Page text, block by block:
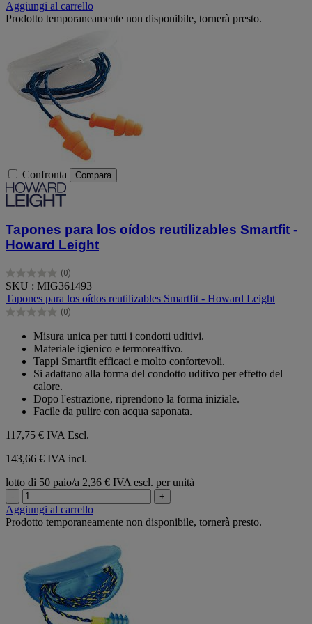
Aggiungi al carrello
Prodotto temporaneamente non disponibile, tornerà presto.
Confronta Compara
Tapones para los oídos reutilizables Smartfit -
Howard Leight
(0)
0.0
su
5
stelle.
SKU : MIG361493
Tapones para los oídos reutilizables Smartfit - Howard Leight
(0)
0.0
Misura unica per tutti i condotti uditivi.
Materiale igienico e termoreattivo.
Tappi Smartfit efficaci e molto confortevoli.
Si adattano alla forma del condotto uditivo per effetto del
calore.
Dopo l'estrazione, riprendono la forma iniziale.
Facile da pulire con acqua saponata.
117,75 € IVA Escl.
143,66 € IVA incl.
lotto di 50 paio/a 2,36 € IVA escl. per unità
- +
Aggiungi al carrello
Prodotto temporaneamente non disponibile, tornerà presto.